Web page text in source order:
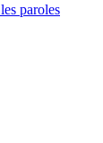
paroles